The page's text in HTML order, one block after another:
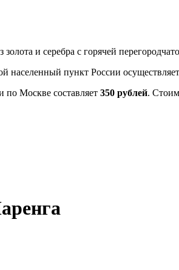
и серебра с горячей
населенный пункт России
по Москве составляет 350 рублей.